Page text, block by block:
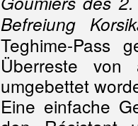
Befreiung
Teghime-Pass
Überreste von
umgebettet
Eine einfache